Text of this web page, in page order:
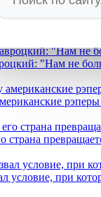
обнимает врага
"Нам не
страна
при